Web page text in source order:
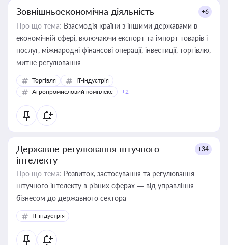
Зовнішньоекономічна діяльність +6
Про що тема: Взаємодія країни з іншими державами в
економічній сфері, включаючи експорт та імпорт товарів і
послуг, міжнародні фінансові операції, інвестиції, торгівлю,
митне регулювання
Торгівля
IT-індустрія
Агропромисловий комплекс
+2
Державне регулювання штучного
інтелекту
+34
Про що тема: Розвиток, застосування та регулювання
штучного інтелекту в різних сферах — від управління
бізнесом до державного сектора
IT-індустрія